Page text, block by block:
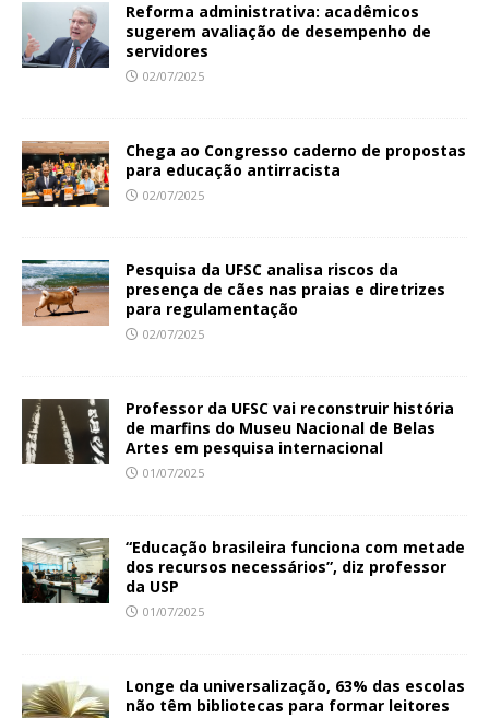
Reforma administrativa: acadêmicos
sugerem avaliação de desempenho de
servidores
02/07/2025
Chega ao Congresso caderno de propostas
para educação antirracista
02/07/2025
Pesquisa da UFSC analisa riscos da
presença de cães nas praias e diretrizes
para regulamentação
02/07/2025
Professor da UFSC vai reconstruir história
de marfins do Museu Nacional de Belas
Artes em pesquisa internacional
01/07/2025
“Educação brasileira funciona com metade
dos recursos necessários”, diz professor
da USP
01/07/2025
Longe da universalização, 63% das escolas
não têm bibliotecas para formar leitores